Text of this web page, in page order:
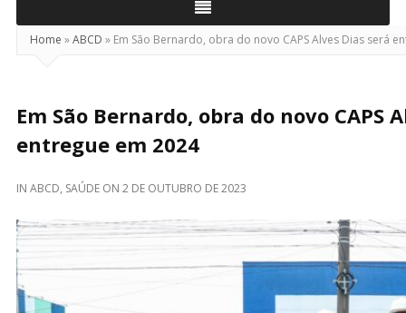
Home »ABCD » Em São Bernardo, obra do novo CAPS Alves Dias será
Em São Bernardo, obra do novo CAPS
entregue em 2024
IN ABCD, SAÚDE ON 2 DE OUTUBRO DE 2023